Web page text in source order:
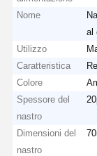
Nome
al
Utilizzo
Caratteristica
Colore
Spessore del
nastro
Dimensioni del
nastro